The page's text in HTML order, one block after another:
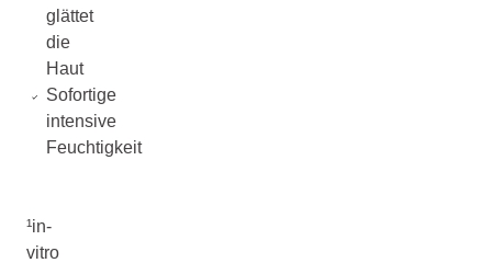
glättet
die
Haut
Sofortige
intensive
Feuchtigkeit
¹in-
vitro